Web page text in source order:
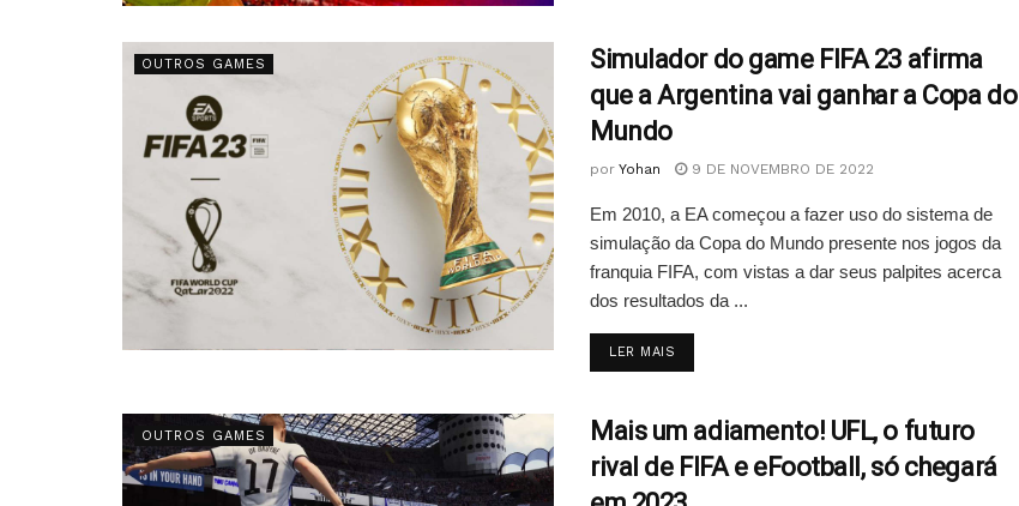
OUTROS GAMES
Simulador do game FIFA 23 afirma
que a Argentina vai ganhar a Copa do
Mundo
por Yohan 9 DE NOVEMBRO DE 2022
Em 2010, a EA começou a fazer uso do sistema de
simulação da Copa do Mundo presente nos jogos da
franquia FIFA, com vistas a dar seus palpites acerca
dos resultados da ...
LER MAIS
OUTROS GAMES
Mais um adiamento! UFL, o futuro
rival de FIFA e eFootball, só chegará